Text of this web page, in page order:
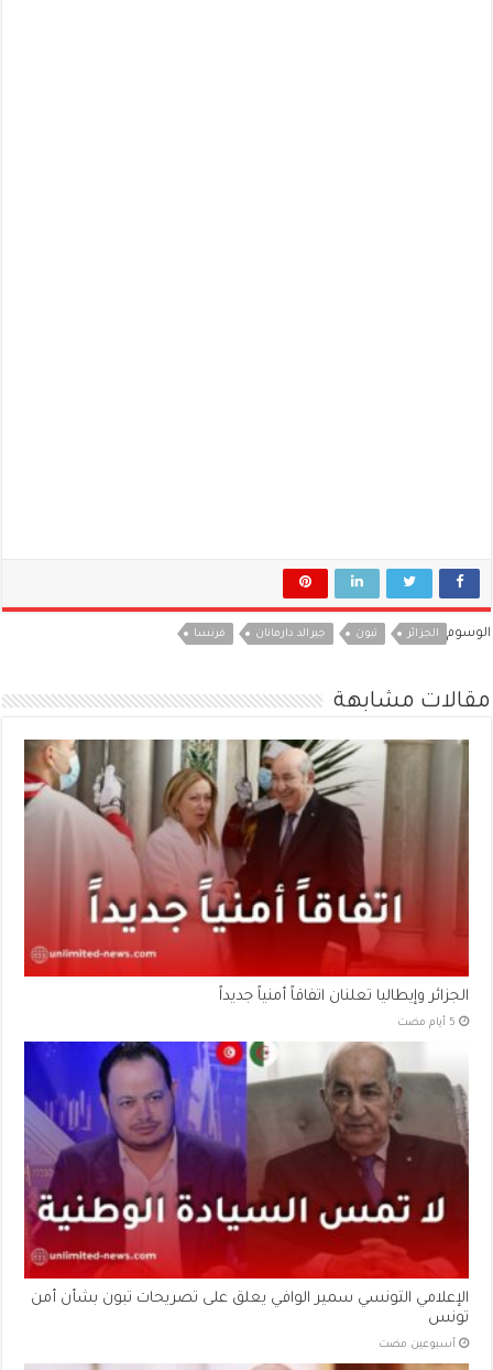
الوسوم الجزائر تبون جيرالد دارمانان فرنسا
مقالات مشابهة
الجزائر وإيطاليا تعلنان اتفاقاً أمنياً جديداً
الإعلامي التونسي سمير الوافي يعلق على تصريحات تبون بشأن أمن
تونس
‏أسبوعين مضت